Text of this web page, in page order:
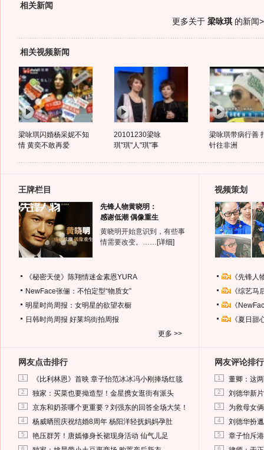
相关新闻
更多关于 梁咏琪的新闻
相关视频新闻
梁咏琪闪婚杨采妮不知
情 黄奕不敢再爱
20101230梁咏
琪"琪"人"琪"事
梁咏琪带病行善
针往非洲
王牌栏目
先锋人物黄晓明：
感谢低潮 偶像重生
黄晓明开始意识到，有些事
情需要改变。…… [详细]
《秘密天使》陈翔情迷金素恩YURA
NewFace张俪：不怕定型“物质女”
明星时尚周报：女明星的欲望衣橱
日韩时尚周报 好莱坞街拍周报
更多 >>
视频策划
《先锋
《综艺
《
《夏日
网友点击排行
1 《比利林恩》首映 章子怡范冰冰冯小刚捧场红毯
2 独家：买菜也要拗造型！金星携女逛街有派头
3 京东和奶茶哪个更重要？刘强东的回答全场大笑！
4 杨威晒照庆祝结婚8周年 杨阳洋轻抚妈妈孕肚
5 艳压群芳！唐嫣修身长裙现身活动 仙气儿足
6
网友评论排行
1 董卿：这
2 刘德华新
3 为救母女
4 刘德华扮
5 章子怡斥
6